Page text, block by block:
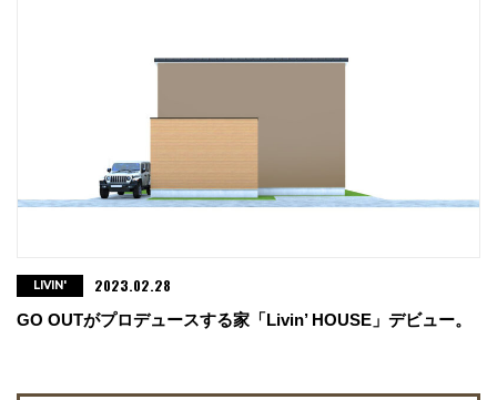
GO OUTがプロデュースする家「Livin’ HOUSE」デビュー。
LIVIN' 2023.02.28